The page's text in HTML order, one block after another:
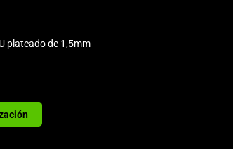
plateado de 1,5mm